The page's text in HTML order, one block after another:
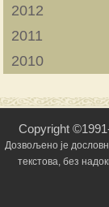
2012
2011
2010
Copyright
Дозвољено је
текстова, без